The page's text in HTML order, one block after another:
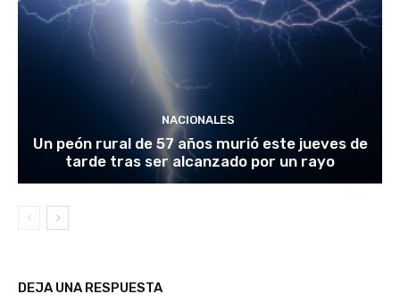
NACIONALES
Un peón rural de 57 años murió este jueves de
tarde tras ser alcanzado por un rayo
DEJA UNA RESPUESTA